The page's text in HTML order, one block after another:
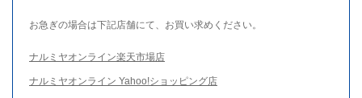
お急ぎの場合は下記店舗にて、お買い求めください。
ナルミヤオンライン楽天市場店
ナルミヤオンライン Yahoo!ショッピング店